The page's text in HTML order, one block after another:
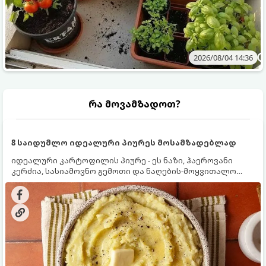
2026/08/04 14:36
რა მოვამზადოთ?
8 საიდუმლო იდეალური პიურეს მოსამზადებლად
იდეალური კარტოფილის პიურე - ეს ნაზი, ჰაეროვანი
კერძია, სასიამოვნო გემოთი და ნაღების-მოყვითალო
ფერით. მისი მომზადება ძალიან მარტივია, მაგრამ
არსებობს რამდენიმე საიდუმლო, რომლებიც უნდა
იცოდეთ, რომ პიურე იდეალურად გემრიელი გამოვიდეს.